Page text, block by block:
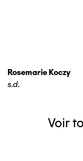
Rosemarie Koczy
s.d.
Voir